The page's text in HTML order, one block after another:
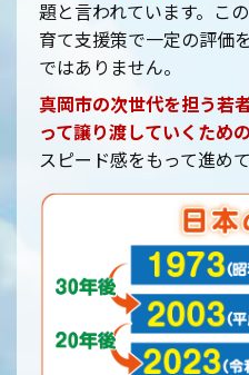
題と言われています。こ
育て支援策で一定の評価
ではありません。
真岡市の次世代を担う若
って譲り渡していくため
スピード感をもって進め